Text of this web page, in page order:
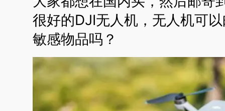
很好的DJI无人机，无人机可
敏感物品吗？